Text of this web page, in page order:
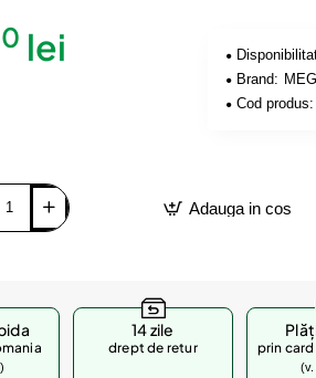
lei
Brand:
Cod produs:
Adauga in cos
14 zile
drept de retur prin
(v.